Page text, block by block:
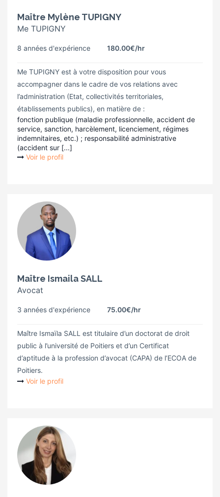
Maître Mylène TUPIGNY
Me TUPIGNY
8 années d'expérience 180.00€/hr
Me TUPIGNY est à votre disposition pour vous
accompagner dans le cadre de vos relations avec
l’administration (Etat, collectivités territoriales,
établissements publics), en matière de :
fonction publique (maladie professionnelle, accident de
service, sanction, harcèlement, licenciement, régimes
indemnitaires, etc.) ; responsabilité administrative
(accident sur [...]
Voir le profil
Maître Ismaila SALL
Avocat
3 années d'expérience 75.00€/hr
Maître Ismaïla SALL est titulaire d’un doctorat de droit
public à l’université de Poitiers et d’un Certificat
d’aptitude à la profession d’avocat (CAPA) de l’ECOA de
Poitiers.
Voir le profil